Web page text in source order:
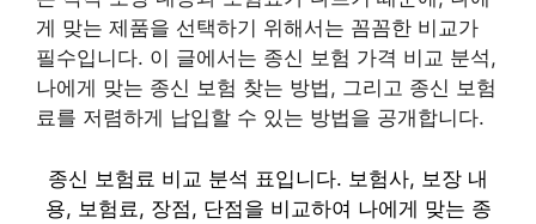
게 맞는 제품을 선택하기 위해서는 꼼꼼한 비교가
필수입니다. 이 글에서는 종신 보험 가격 비교 분석,
나에게 맞는 종신 보험 찾는 방법, 그리고 종신 보험
료를 저렴하게 납입할 수 있는 방법을 공개합니다.
종신 보험료 비교 분석 표입니다. 보험사, 보장 내
용, 보험료, 장점, 단점을 비교하여 나에게 맞는 종